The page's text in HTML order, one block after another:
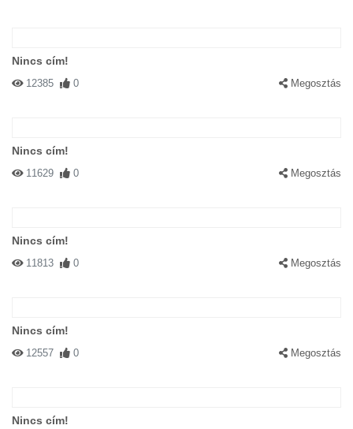
Nincs cím!
12385 0 Megosztás
Nincs cím!
11629 0 Megosztás
Nincs cím!
11813 0 Megosztás
Nincs cím!
12557 0 Megosztás
Nincs cím!